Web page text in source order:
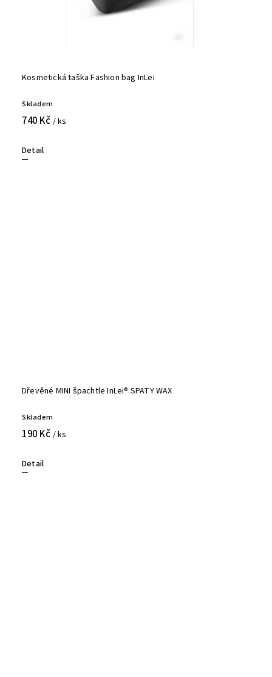
Kosmetická taška Fashion bag InLei
Skladem
740 Kč / ks
Detail
Dřevěné MINI špachtle InLei® SPATY WAX
Skladem
190 Kč / ks
Detail